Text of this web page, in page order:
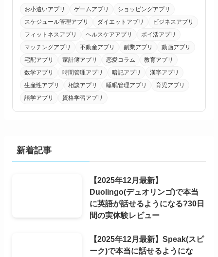
お小遣いアプリ ゲームアプリ
ショッピングアプリ
スケジュール管理アプリ
ダイエットアプリ
ビジネスアプリ
フィットネスアプリ
ヘルスケアアプリ
ポイ活アプリ
マッチングアプリ
不動産アプリ 副業アプリ
動画アプリ
宅配アプリ
家計簿アプリ 恋愛コラム
教育アプリ
数学アプリ
時間管理アプリ 暗記アプリ
漢字アプリ
生産性アプリ
相談アプリ 睡眠管理アプリ
育児アプリ
語学アプリ
資格学習アプリ
新着記事
【2025年12月最新】
Duolingo(デュオリンゴ)で本当
に英語が話せるようになる?30日
間の実体験レビュー
【2025年12月最新】Speak(スピ
ーク)で本当に話せるようにな